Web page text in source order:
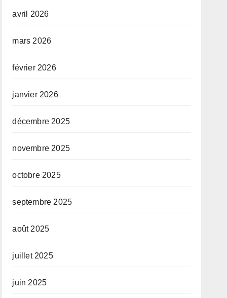
avril 2026
mars 2026
février 2026
janvier 2026
décembre 2025
novembre 2025
octobre 2025
septembre 2025
août 2025
juillet 2025
juin 2025